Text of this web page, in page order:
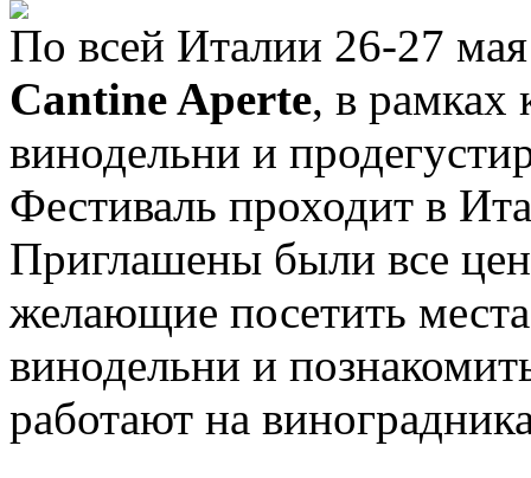
По всей Италии 26-27
Cantine Aperte, в рамках
винодельни и
Фестиваль проходит в
Приглашены были все
желающие посетить места
винодельни и
работают на